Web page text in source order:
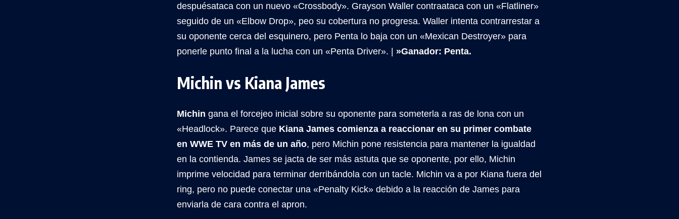
despuésataca con un nuevo «Crossbody». Grayson Waller contraataca con un «Flatliner»
seguido de un «Elbow Drop», peo su cobertura no progresa. Waller intenta contrarrestar a
su oponente cerca del esquinero, pero Penta lo baja con un «Mexican Destroyer» para
ponerle punto final a la lucha con un «Penta Driver». | »Ganador: Penta.
Michin vs Kiana James
Michin gana el forcejeo inicial sobre su oponente para someterla a ras de lona con un
«Headlock». Parece que Kiana James comienza a reaccionar en su primer combate
en WWE TV en más de un año, pero Michin pone resistencia para mantener la igualdad
en la contienda. James se jacta de ser más astuta que se oponente, por ello, Michin
imprime velocidad para terminar derribándola con un tacle. Michin va a por Kiana fuera del
ring, pero no puede conectar una «Penalty Kick» debido a la reacción de James para
enviarla de cara contra el apron.